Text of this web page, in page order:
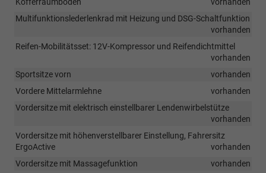
Kofferraumboden
vorhanden
Multifunktionslederlenkrad mit Heizung und DSG-Schaltfunktion
vorhanden
Reifen-Mobilitätsset: 12V-Kompressor und Reifendichtmittel
vorhanden
Sportsitze vorn
vorhanden
Vordere Mittelarmlehne
vorhanden
Vordersitze mit elektrisch einstellbarer Lendenwirbelstütze
vorhanden
Vordersitze mit höhenverstellbarer Einstellung, Fahrersitz
ErgoActive
vorhanden
Vordersitze mit Massagefunktion
vorhanden